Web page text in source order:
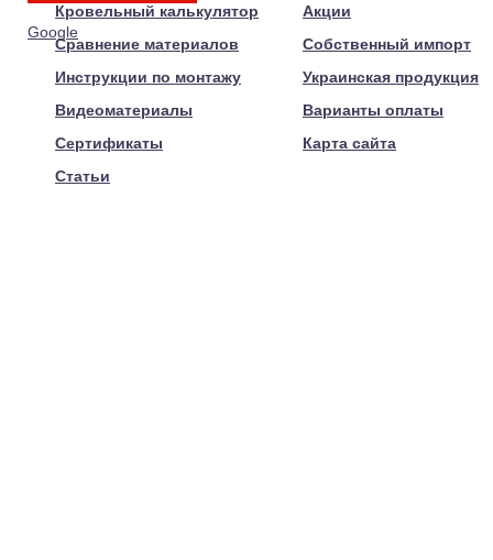
Google
Кровельный калькулятор
Сравнение материалов
Инструкции по монтажу
Видеоматериалы
Сертификаты
Статьи
Акции
Собственный импорт
Украинская продукция
Варианты оплаты
Карта сайта